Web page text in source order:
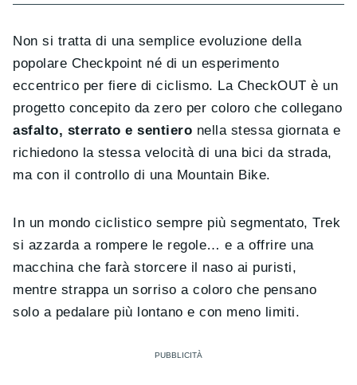
Non si tratta di una semplice evoluzione della
popolare Checkpoint né di un esperimento
eccentrico per fiere di ciclismo. La CheckOUT è un
progetto concepito da zero per coloro che collegano
asfalto, sterrato e sentiero nella stessa giornata e
richiedono la stessa velocità di una bici da strada,
ma con il controllo di una Mountain Bike.
In un mondo ciclistico sempre più segmentato, Trek
si azzarda a rompere le regole… e a offrire una
macchina che farà storcere il naso ai puristi,
mentre strappa un sorriso a coloro che pensano
solo a pedalare più lontano e con meno limiti.